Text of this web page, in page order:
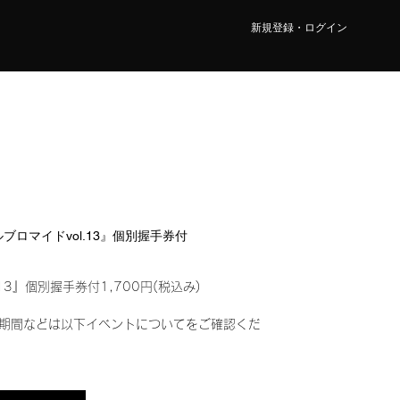
新規登録・ログイン
ロマイドvol.13』個別握手券付
』個別握手券付1,700円(税込み)
間などは以下イベントについてをご確認くだ